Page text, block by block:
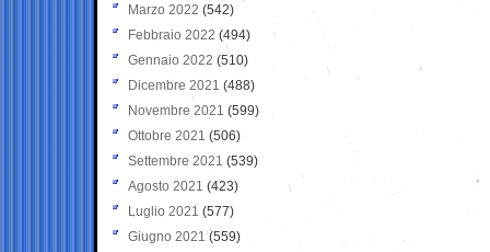
Marzo 2022 (542)
Febbraio 2022 (494)
Gennaio 2022 (510)
Dicembre 2021 (488)
Novembre 2021 (599)
Ottobre 2021 (506)
Settembre 2021 (539)
Agosto 2021 (423)
Luglio 2021 (577)
Giugno 2021(559)